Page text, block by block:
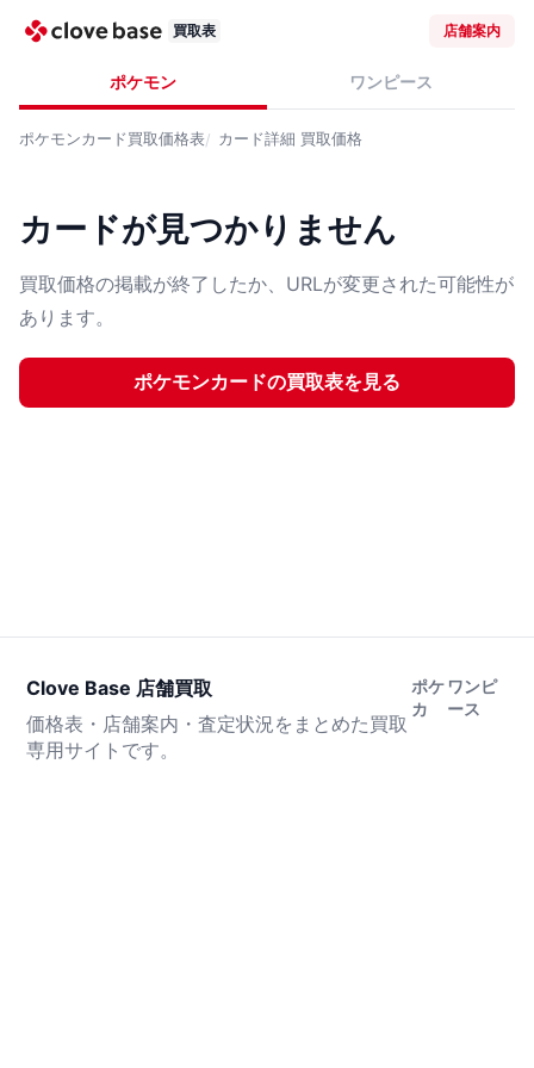
買取表 店舗案内
ポケモン ワンピース
ポケモンカード買取価格表 カード詳細 買取価格
カードが見つかりません
買取価格の掲載が終了したか、URLが変更された可能性が
あります。
ポケモンカードの買取表を見る
Clove Base 店舗買取
価格表・店舗案内・査定状況をまとめた買取
専用サイトです。
ポケ
カ
ワンピ
ース